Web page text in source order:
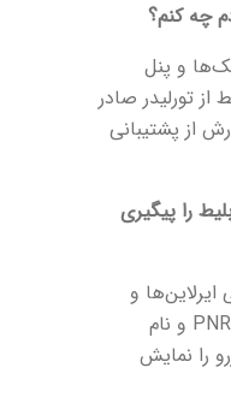
چه کنم؟
و پنل
از تورلیدر صادر
از پشتیبانی
را پیگیری
ایرلاین‌ها و
سایت‌ها با شماره رفرنس یا PNR و نام
را نمایش